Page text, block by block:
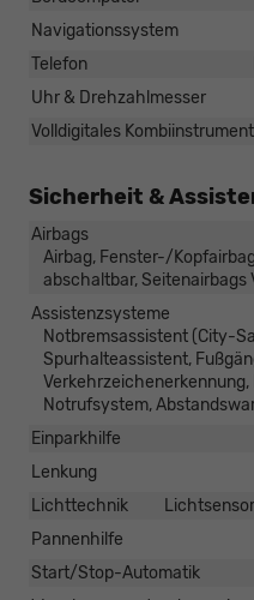
Navigationssystem
Telefon
Uhr & Drehzahlmesser
Volldigitales
Sicherheit &
Airbags
Airbag, Fenster-/
abschaltbar, Seitenairbags
Assistenzsysteme
Notbremsassistent (City-
Spurhalteassistent,
Notrufsystem,
Einparkhilfe
Lenkung
Lichttechnik
Pannenhilfe
Start/Stop-Automatik